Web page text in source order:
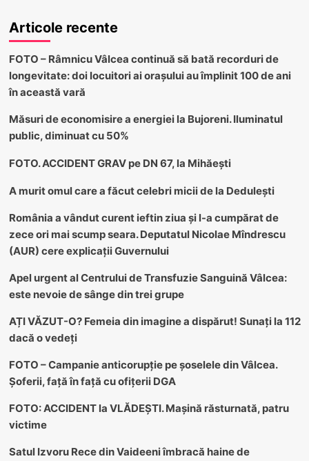
Articole recente
FOTO – Râmnicu Vâlcea continuă să bată recorduri de
longevitate: doi locuitori ai orașului au împlinit 100 de ani
în această vară
Măsuri de economisire a energiei la Bujoreni. Iluminatul
public, diminuat cu 50%
FOTO. ACCIDENT GRAV pe DN 67, la Mihăești
A murit omul care a făcut celebri micii de la Dedulești
România a vândut curent ieftin ziua și l-a cumpărat de
zece ori mai scump seara. Deputatul Nicolae Mîndrescu
(AUR) cere explicații Guvernului
Apel urgent al Centrului de Transfuzie Sanguină Vâlcea:
este nevoie de sânge din trei grupe
AȚI VĂZUT-O? Femeia din imagine a dispărut! Sunați la 112
dacă o vedeți
FOTO – Campanie anticorupție pe șoselele din Vâlcea.
Șoferii, față în față cu ofițerii DGA
FOTO: ACCIDENT la VLĂDEȘTI. Mașină răsturnată, patru
victime
Satul Izvoru Rece din Vaideeni îmbracă haine de